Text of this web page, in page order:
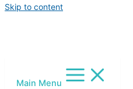
Skip to content
Main Menu